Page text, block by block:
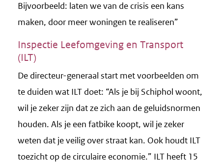
Bijvoorbeeld: laten we van de crisis een kans
maken, door meer woningen te realiseren”
Inspectie Leefomgeving en Transport
(ILT)
De directeur-generaal start met voorbeelden om
te duiden wat ILT doet: “Als je bij Schiphol woont,
wil je zeker zijn dat ze zich aan de geluidsnormen
houden. Als je een fatbike koopt, wil je zeker
weten dat je veilig over straat kan. Ook houdt ILT
toezicht op de circulaire economie.” ILT heeft 15